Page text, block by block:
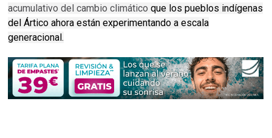
acumulativo del cambio climático que los pueblos indígenas
del Ártico ahora están experimentando a escala
generacional.